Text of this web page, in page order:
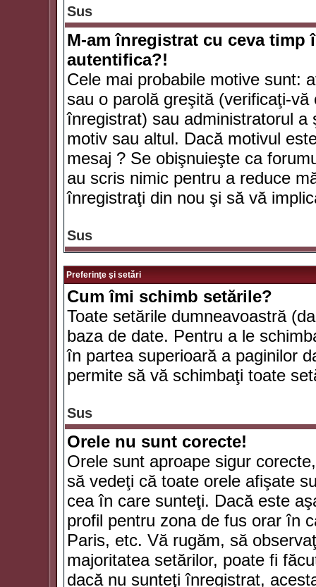
Sus
M-am înregistrat cu ceva timp
autentifica?!
Cele mai probabile motive sunt:
sau o parolă greşită (verificaţi-
înregistrat) sau administratorul
motiv sau altul. Dacă motivul
mesaj ? Se obişnuieşte ca
au scris nimic pentru a reduce
înregistraţi din nou şi să vă
Sus
Preferinţe şi setări
Cum îmi schimb setările?
Toate setările dumneavoastră
baza de date. Pentru a le
în partea superioară a paginilor
permite să vă schimbaţi toate
Sus
Orele nu sunt corecte!
Orele sunt aproape sigur
să vedeţi că toate orele afişate
cea în care sunteţi. Dacă este
profil pentru zona de fus orar în
Paris, etc. Vă rugăm, să
majoritatea setărilor, poate fi
dacă nu sunteţi înregistrat,